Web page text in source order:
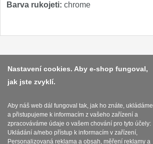
Barva rukojeti: chrome
Platba a dodávka
Obchodní podmínky
Zasady zpracovani osobnich udaju
Reklamační řád
O nožích
Nastavení cookies. Aby e-shop fungoval,
jak jste zvyklí.
Aby náš web dál fungoval tak, jak ho znáte, ukládáme
a přistupujeme k informacím z vašeho zařízení a
zpracováváme údaje o vašem chování pro tyto účely:
Ukládání a/nebo přístup k informacím v zařízení,
Personalizovaná reklama a obsah, měření reklamy a